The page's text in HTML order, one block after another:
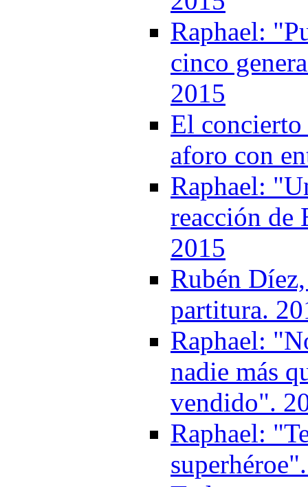
Raphael:
cinco
2015
El concierto
aforo con
Raphael:
reacción de
2015
Rubén
partitura.
Raphael:
nadie más
vendido".
Raphael: